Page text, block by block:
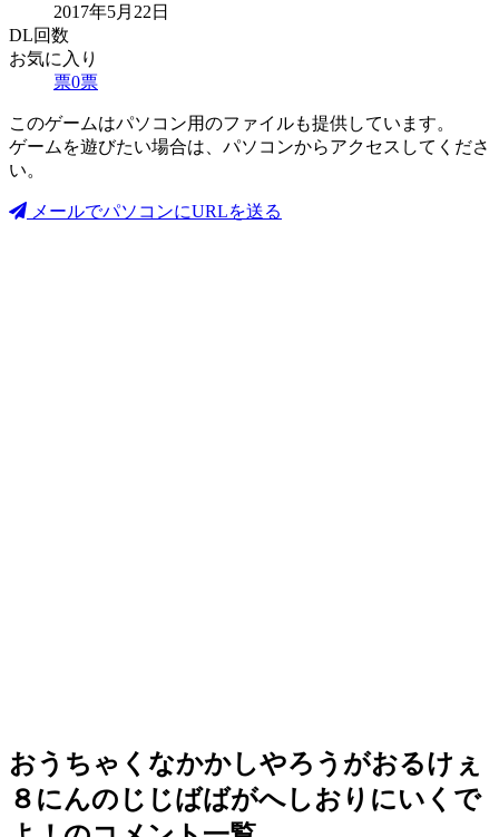
2017年5月22日
DL回数
お気に入り
票0票
このゲームはパソコン用のファイルも提供しています。
ゲームを遊びたい場合は、パソコンからアクセスしてくださ
い。
メールでパソコンにURLを送る
おうちゃくなかかしやろうがおるけぇ
８にんのじじばばがへしおりにいくで